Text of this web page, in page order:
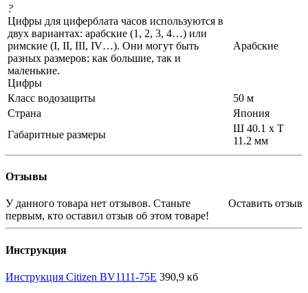
?
Цифры для циферблата часов используются в
двух вариантах: арабские (1, 2, 3, 4…) или
римские (I, II, III, IV…). Они могут быть
разных размеров: как большие, так и
маленькие.
Цифры
Арабские
Класс водозащиты
50 м
Страна
Япония
Габаритные размеры
Ш 40.1 x Т
11.2 мм
Отзывы
Оставить отзыв
У данного товара нет отзывов. Станьте
первым, кто оставил отзыв об этом товаре!
Инструкция
Инструкция Citizen BV1111-75E 390,9 кб